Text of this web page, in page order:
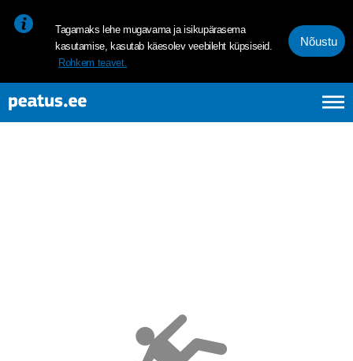
Tagamaks lehe mugavama ja isikupärasema
kasutamise, kasutab käesolev veebileht küpsiseid.
Rohkem teavet.
Nõustu